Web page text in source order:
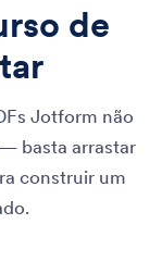
de
Jotform não
basta arrastar
construir um